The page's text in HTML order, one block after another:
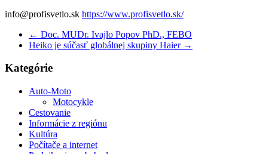
info@profisvetlo.sk https://www.profisvetlo.sk/
← Doc. MUDr. Ivajlo Popov PhD., FEBO
Heiko je súčasť globálnej skupiny Haier →
Kategórie
Auto-Moto
Motocykle
Cestovanie
Informácie z regiónu
Kultúra
Počítače a internet